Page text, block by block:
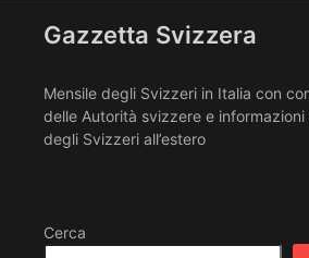
Gazzetta Svizzera
Mensile degli Svizzeri in Italia con
delle Autorità svizzere e
degli Svizzeri all’estero
Cerca